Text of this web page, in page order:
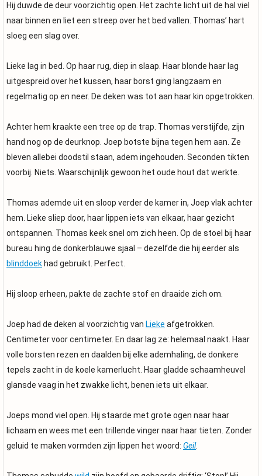
Hij duwde de deur voorzichtig open. Het zachte licht uit de hal viel
naar binnen en liet een streep over het bed vallen. Thomas’ hart
sloeg een slag over.
Lieke lag in bed. Op haar rug, diep in slaap. Haar blonde haar lag
uitgespreid over het kussen, haar borst ging langzaam en
regelmatig op en neer. De deken was tot aan haar kin opgetrokken.
Achter hem kraakte een tree op de trap. Thomas verstijfde, zijn
hand nog op de deurknop. Joep botste bijna tegen hem aan. Ze
bleven allebei doodstil staan, adem ingehouden. Seconden tikten
voorbij. Niets. Waarschijnlijk gewoon het oude hout dat werkte.
Thomas ademde uit en sloop verder de kamer in, Joep vlak achter
hem. Lieke sliep door, haar lippen iets van elkaar, haar gezicht
ontspannen. Thomas keek snel om zich heen. Op de stoel bij haar
bureau hing de donkerblauwe sjaal – dezelfde die hij eerder als
blinddoek had gebruikt. Perfect.
Hij sloop erheen, pakte de zachte stof en draaide zich om.
Joep had de deken al voorzichtig van Lieke afgetrokken.
Centimeter voor centimeter. En daar lag ze: helemaal naakt. Haar
volle borsten rezen en daalden bij elke ademhaling, de donkere
tepels zacht in de koele kamerlucht. Haar gladde schaamheuvel
glansde vaag in het zwakke licht, benen iets uit elkaar.
Joeps mond viel open. Hij staarde met grote ogen naar haar
lichaam en wees met een trillende vinger naar haar tieten. Zonder
geluid te maken vormden zijn lippen het woord: Geil.